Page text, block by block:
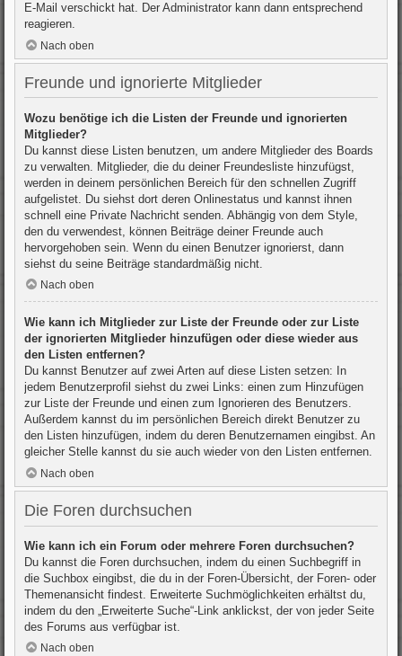
E-Mail verschickt hat. Der Administrator kann dann entsprechend
reagieren.
Nach oben
Freunde und ignorierte Mitglieder
Wozu benötige ich die Listen der Freunde und ignorierten
Mitglieder?
Du kannst diese Listen benutzen, um andere Mitglieder des Boards
zu verwalten. Mitglieder, die du deiner Freundesliste hinzufügst,
werden in deinem persönlichen Bereich für den schnellen Zugriff
aufgelistet. Du siehst dort deren Onlinestatus und kannst ihnen
schnell eine Private Nachricht senden. Abhängig von dem Style,
den du verwendest, können Beiträge deiner Freunde auch
hervorgehoben sein. Wenn du einen Benutzer ignorierst, dann
siehst du seine Beiträge standardmäßig nicht.
Nach oben
Wie kann ich Mitglieder zur Liste der Freunde oder zur Liste
der ignorierten Mitglieder hinzufügen oder diese wieder aus
den Listen entfernen?
Du kannst Benutzer auf zwei Arten auf diese Listen setzen: In
jedem Benutzerprofil siehst du zwei Links: einen zum Hinzufügen
zur Liste der Freunde und einen zum Ignorieren des Benutzers.
Außerdem kannst du im persönlichen Bereich direkt Benutzer zu
den Listen hinzufügen, indem du deren Benutzernamen eingibst. An
gleicher Stelle kannst du sie auch wieder von den Listen entfernen.
Nach oben
Die Foren durchsuchen
Wie kann ich ein Forum oder mehrere Foren durchsuchen?
Du kannst die Foren durchsuchen, indem du einen Suchbegriff in
die Suchbox eingibst, die du in der Foren-Übersicht, der Foren- oder
Themenansicht findest. Erweiterte Suchmöglichkeiten erhältst du,
indem du den „Erweiterte Suche“-Link anklickst, der von jeder Seite
des Forums aus verfügbar ist.
Nach oben